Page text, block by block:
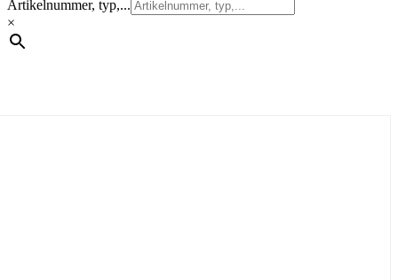
Artikelnummer, typ,...
×